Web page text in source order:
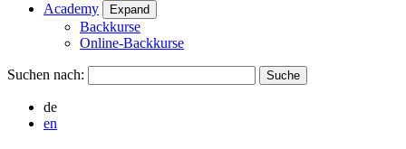
Academy
Expand
Backkurse
Online-Backkurse
Suchen nach:
de
en